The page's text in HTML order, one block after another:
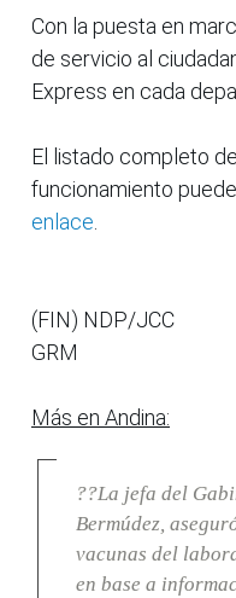
Con la puesta en
de servicio al
Express en cada
El listado completo
funcionamiento
enlace
(FIN) NDP/JCC
GRM
Más en Andina:
??La jefa del
Bermúdez,
vacunas del
en base a